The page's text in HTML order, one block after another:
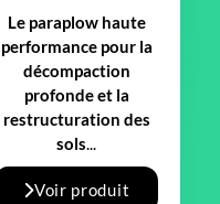
Le paraplow haute
performance pour la
décompaction
profonde et la
restructuration des
sols...
Voir produit